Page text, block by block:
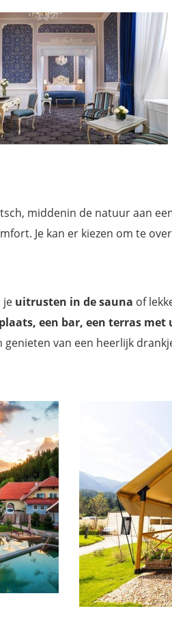
middenin de natuur aan
Je kan er kiezen om te
je uitrusten in de sauna of
een bar, een terras met
genieten van een heerlijk